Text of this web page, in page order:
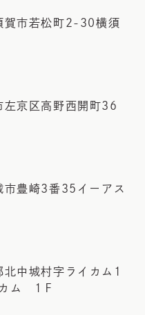
市若松町2-30横須
京区高野西開町36
豊崎3番35イーアス
中城村字ライカム1
カム 1Ｆ